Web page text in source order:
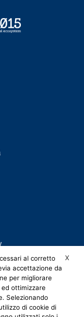
X
al corretto
accettazione da
per migliorare
ed ottimizzare
Selezionando
di cookie di